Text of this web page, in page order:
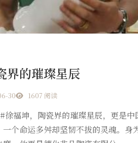
界的璀璨星辰
30 1607 阅读
徐福坤，陶瓷界的璀璨星辰，更是
一个命运多舛却坚韧不拔的灵魂。